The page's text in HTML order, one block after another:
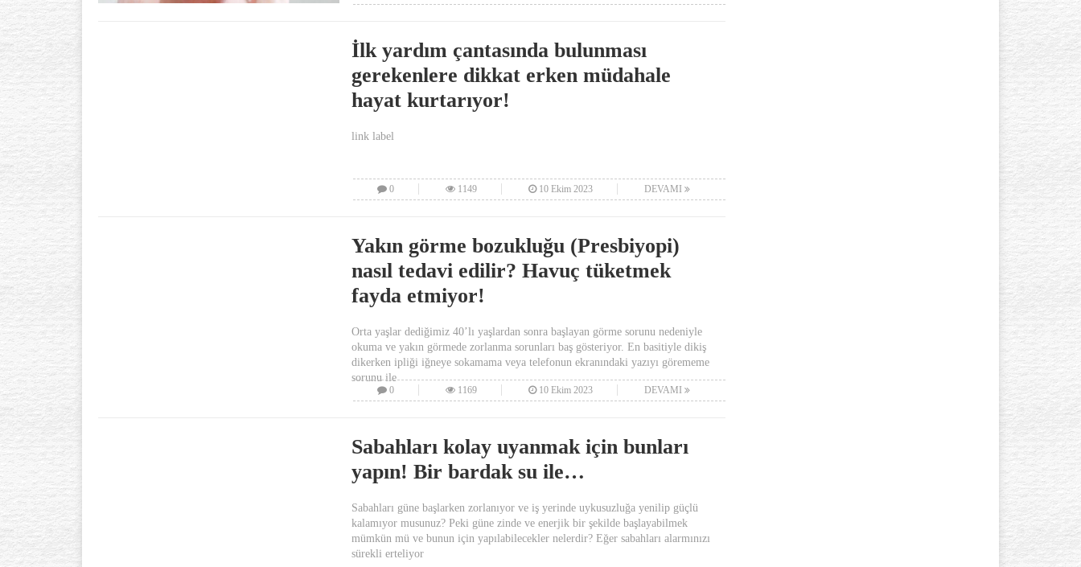
İlk yardım çantasında bulunması
gerekenlere dikkat erken müdahale
hayat kurtarıyor!
link label
0 1149 10 Ekim 2023 DEVAMI
Yakın görme bozukluğu (Presbiyopi)
nasıl tedavi edilir? Havuç tüketmek
fayda etmiyor!
Orta yaşlar dediğimiz 40’lı yaşlardan sonra başlayan görme sorunu nedeniyle
okuma ve yakın görmede zorlanma sorunları baş gösteriyor. En basitiyle dikiş
dikerken ipliği iğneye sokamama veya telefonun ekranındaki yazıyı görememe
sorunu ile
0 1169 10 Ekim 2023 DEVAMI
Sabahları kolay uyanmak için bunları
yapın! Bir bardak su ile…
Sabahları güne başlarken zorlanıyor ve iş yerinde uykusuzluğa yenilip güçlü
kalamıyor musunuz? Peki güne zinde ve enerjik bir şekilde başlayabilmek
mümkün mü ve bunun için yapılabilecekler nelerdir? Eğer sabahları alarmınızı
sürekli erteliyor